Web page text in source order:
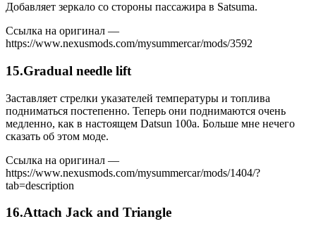
Добавляет зеркало со стороны пассажира в Satsuma.
Ссылка на оригинал —
https://www.nexusmods.com/mysummercar/mods/3592
15.Gradual needle lift
Заставляет стрелки указателей температуры и топлива
подниматься постепенно. Теперь они поднимаются очень
медленно, как в настоящем Datsun 100a. Больше мне нечего
сказать об этом моде.
Ссылка на оригинал —
https://www.nexusmods.com/mysummercar/mods/1404/?
tab=description
16.Attach Jack and Triangle